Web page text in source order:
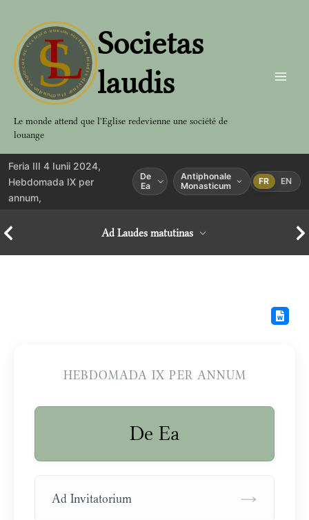
contenu
Societas
laudis
Le monde attend que l'Eglise redevienne une société de
louange
Feria III 4 Iunii 2024,
Hebdomada IX per
annum,
De
Ea
Antiphonale
Monasticum
FR EN
Ad Laudes matutinas
HEBDOMADA IX PER ANNUM
De Ea
Ad Invitatorium →